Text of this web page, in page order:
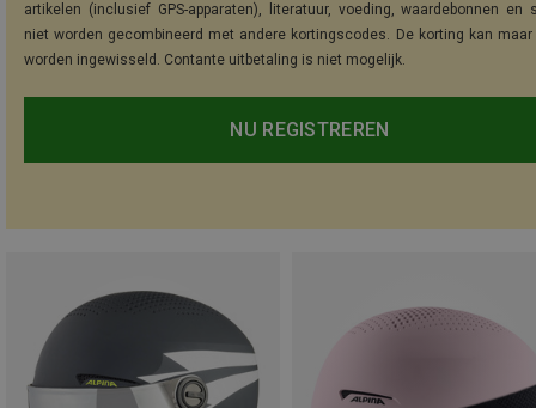
artikelen (inclusief GPS-apparaten), literatuur, voeding, waardebonnen en
niet worden gecombineerd met andere kortingscodes. De korting kan maar
worden ingewisseld. Contante uitbetaling is niet mogelijk.
NU REGISTREREN